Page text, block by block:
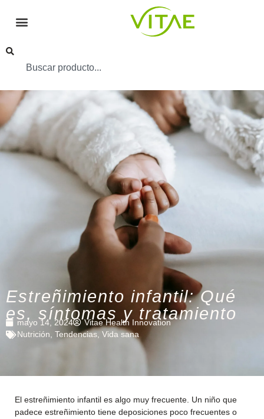
Estreñimiento infantil: Qué
es, síntomas y tratamiento
mayo 14, 2024
Vitae Health Innovation
Nutrición Tendencias Vida sana
El estreñimiento infantil es algo muy frecuente. Un niño que
padece estreñimiento tiene deposiciones poco frecuentes o